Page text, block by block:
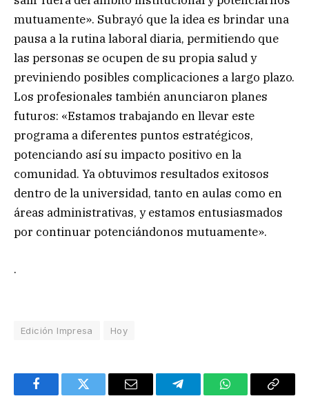
mutuamente». Subrayó que la idea es brindar una
pausa a la rutina laboral diaria, permitiendo que
las personas se ocupen de su propia salud y
previniendo posibles complicaciones a largo plazo.
Los profesionales también anunciaron planes
futuros: «Estamos trabajando en llevar este
programa a diferentes puntos estratégicos,
potenciando así su impacto positivo en la
comunidad. Ya obtuvimos resultados exitosos
dentro de la universidad, tanto en aulas como en
áreas administrativas, y estamos entusiasmados
por continuar potenciándonos mutuamente».
.
Edición Impresa Hoy
FacebookTwitter Email TelegramWhatsAppCopy